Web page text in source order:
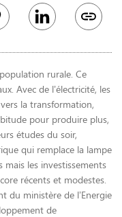
rurale. Ce
Avec de l’électricité, les
la transformation,
pour produire plus,
études du soir,
qui remplace la lampe
mais les investissements
récents et modestes.
du ministère de l’Energie
de